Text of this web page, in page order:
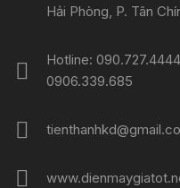
Hải Phòng, P. Tân
Hotline:
0906.339.685